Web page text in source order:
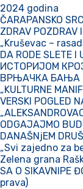
2024 godina
ČARAPANSKO
ZDRAV POZDRAV
„Kruševac –
DA RODE SLETE I
ИСТОРИЈОМ
ВРЊАЧКА БАЊА
„KULTURNE
VERSKI POGLED
ODGAJAJMO
DANAŠNjEM
„Svi zajedno za
Zelena grana
SA O SIKAVNIPE
prava)